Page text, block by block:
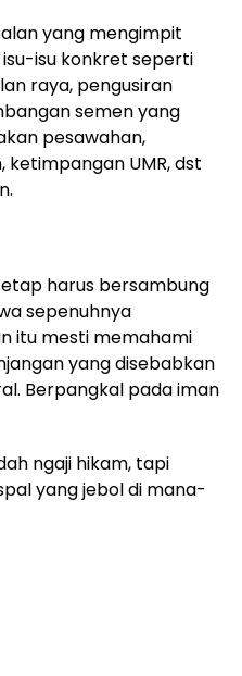
yang mengimpit
isu konkret seperti
raya, pengusiran
semen yang
pesawahan,
UMR, dst
harus bersambung
sepenuhnya
itu mesti memahami
yang disebabkan
Berpangkal pada iman
ngaji hikam, tapi
yang jebol di mana-